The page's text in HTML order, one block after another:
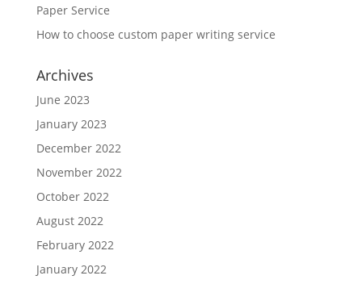
Paper Service
How to choose custom paper writing service
Archives
June 2023
January 2023
December 2022
November 2022
October 2022
August 2022
February 2022
January 2022